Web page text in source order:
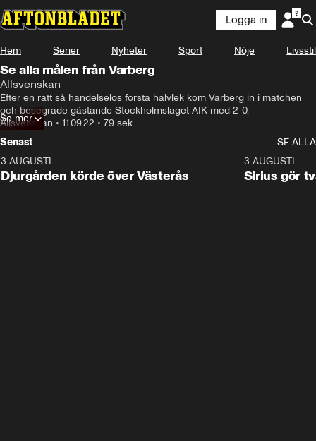
Logga in
Hem Serier Nyheter Sport Nöje Livsstil
Se alla målen från Varberg
Allsvenskan
Efter en rätt så händelselös första halvlek kom Varberg in i matchen
och besegrade gästande Stockholmslaget AIK med 2-0.
Allsvenskan • 11.09.22 • 79 sek
Se mer
Senast
SE ALLA
3 AUGUSTI
Djurgården körde över Västerås
3 AUGUSTI
Sirius gör